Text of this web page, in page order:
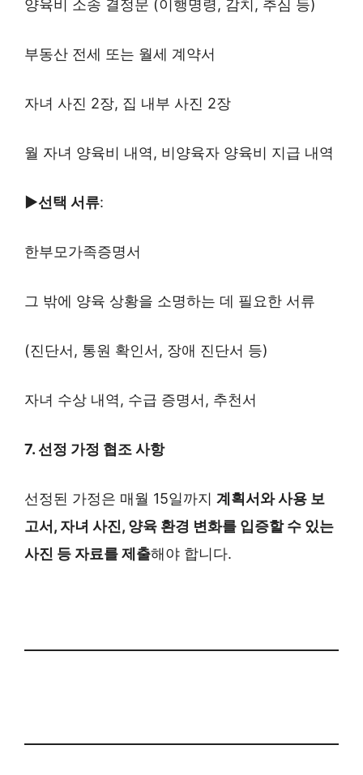
양육비 소송 결정문 (이행명령, 감치, 추심 등)
부동산 전세 또는 월세 계약서
자녀 사진 2장, 집 내부 사진 2장
월 자녀 양육비 내역, 비양육자 양육비 지급 내역
▶선택 서류:
한부모가족증명서
그 밖에 양육 상황을 소명하는 데 필요한 서류
(진단서, 통원 확인서, 장애 진단서 등)
자녀 수상 내역, 수급 증명서, 추천서
7. 선정 가정 협조 사항
선정된 가정은 매월 15일까지 계획서와 사용 보
고서, 자녀 사진, 양육 환경 변화를 입증할 수 있는
사진 등 자료를 제출해야 합니다.